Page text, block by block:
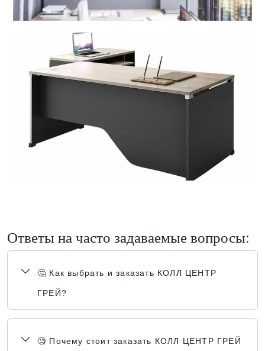
Ответы на часто задаваемые вопросы:
🤔 Как выбрать и заказать КОЛЛ ЦЕНТР
ГРЕЙ?
🧐 Почему стоит заказать КОЛЛ ЦЕНТР ГРЕЙ